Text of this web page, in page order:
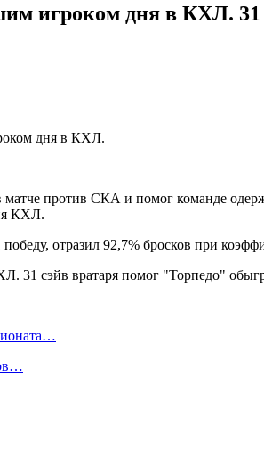
игроком дня в КХЛ. 31
дня в КХЛ.
матче против СКА и помог команде
КХЛ.
отразил 92,7% бросков при